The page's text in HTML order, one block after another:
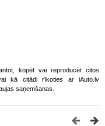
kopēt vai reproducēt citos
kā citādi rīkoties ar iAuto.lv
saņemšanas.